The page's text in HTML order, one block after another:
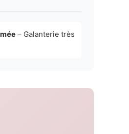
– Galanterie très